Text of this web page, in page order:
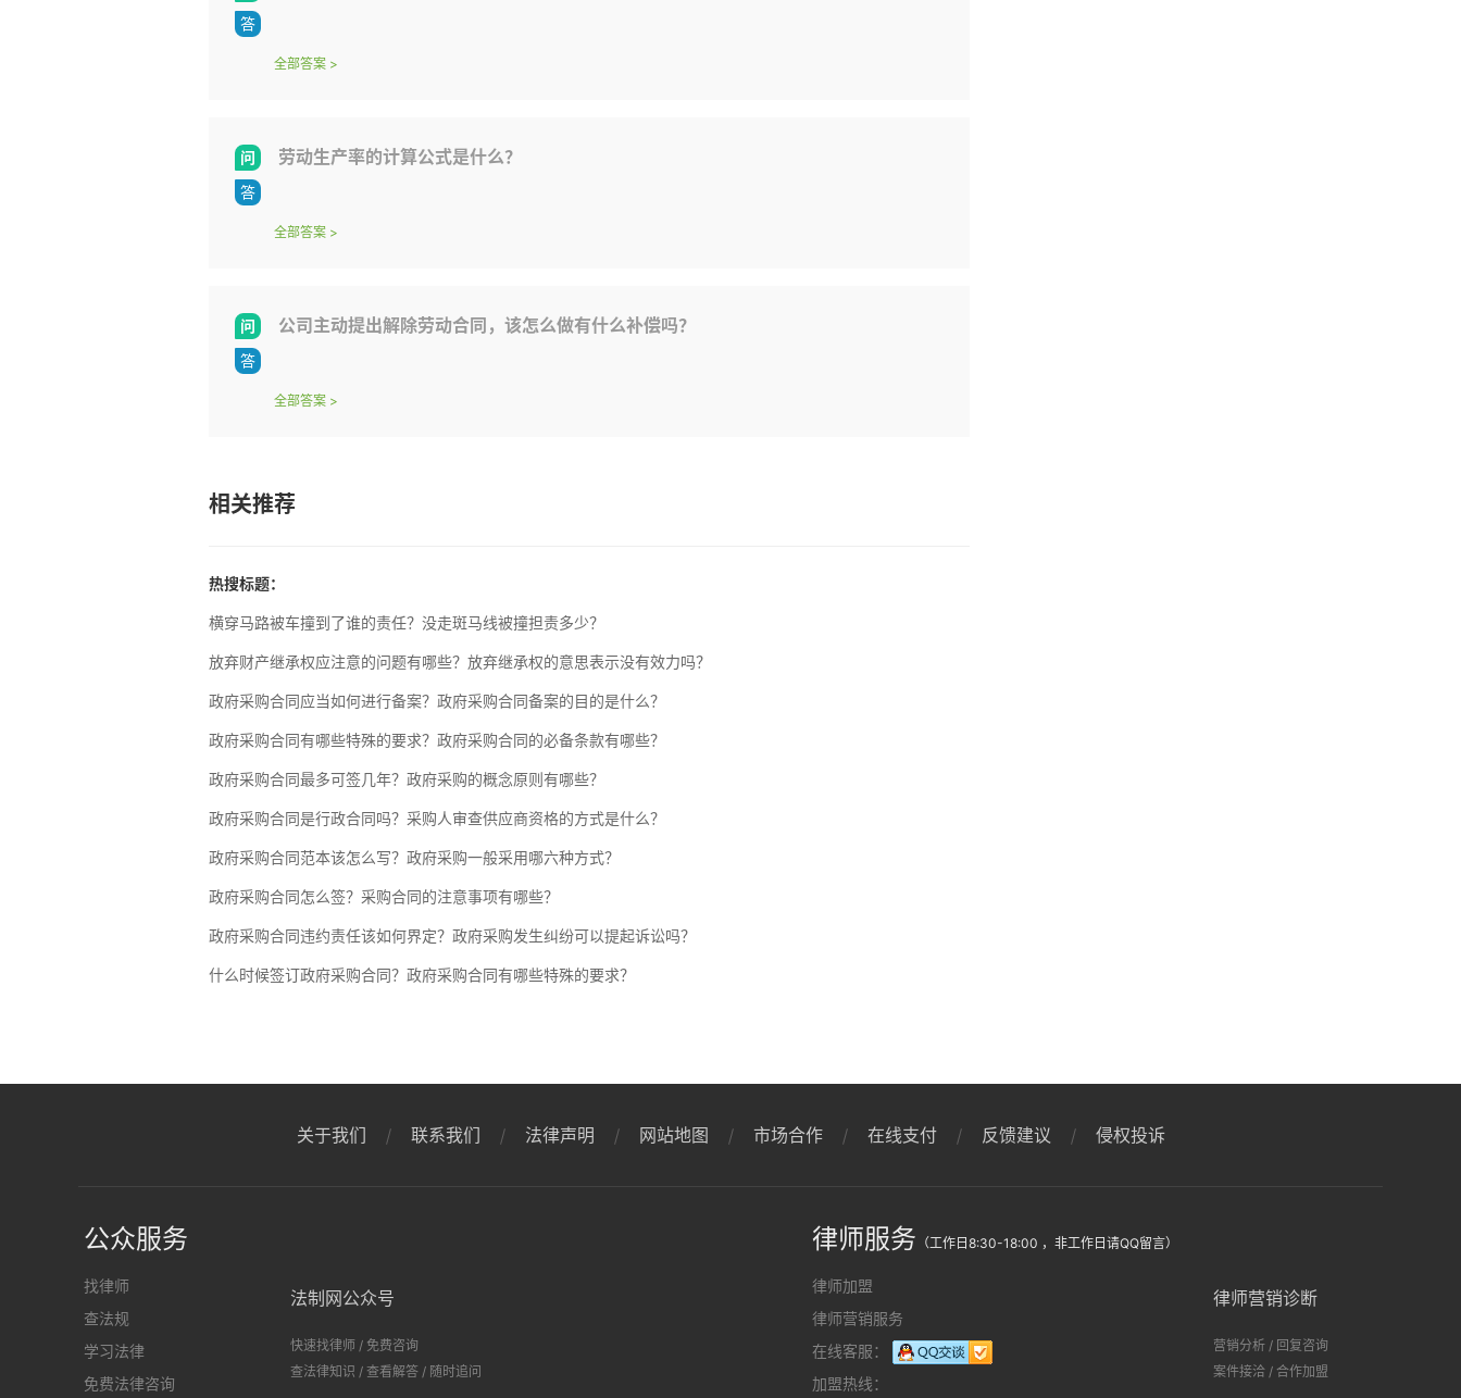
全部答案 >
劳动生产率的计算公式是什么？
全部答案 >
公司主动提出解除劳动合同，该怎么做有什么补偿吗？
全部答案 >
相关推荐
热搜标题：
横穿马路被车撞到了谁的责任？没走斑马线被撞担责多少？
放弃财产继承权应注意的问题有哪些？放弃继承权的意思表示没有效力吗？
政府采购合同应当如何进行备案？政府采购合同备案的目的是什么？
政府采购合同有哪些特殊的要求？政府采购合同的必备条款有哪些？
政府采购合同最多可签几年？政府采购的概念原则有哪些？
政府采购合同是行政合同吗？采购人审查供应商资格的方式是什么？
政府采购合同范本该怎么写？政府采购一般采用哪六种方式？
政府采购合同怎么签？采购合同的注意事项有哪些？
政府采购合同违约责任该如何界定？政府采购发生纠纷可以提起诉讼吗？
什么时候签订政府采购合同？政府采购合同有哪些特殊的要求？
关于我们 联系我们 法律声明 网站地图 市场合作 在线支付 反馈建议 侵权投诉
公众服务
找律师
查法规
学习法律
免费法律咨询
法制网公众号
快速找律师 / 免费咨询
查法律知识 / 查看解答 / 随时追问
律师服务 （工作日8:30-18:00 ，非工作日请QQ留言）
律师加盟
律师营销服务
在线客服：
加盟热线：
律师营销诊断
营销分析 / 回复咨询
案件接洽 / 合作加盟